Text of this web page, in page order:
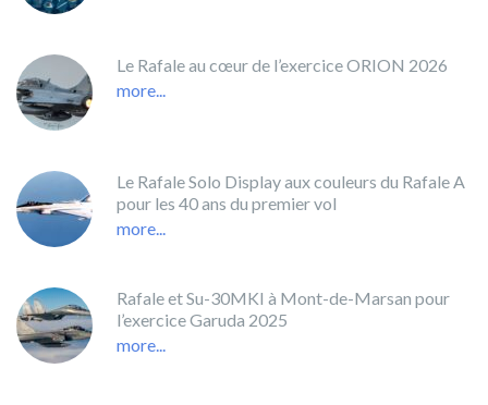
Le Rafale au cœur de l’exercice ORION 2026
more...
Le Rafale Solo Display aux couleurs du Rafale A
pour les 40 ans du premier vol
more...
Rafale et Su-30MKI à Mont-de-Marsan pour
l’exercice Garuda 2025
more...